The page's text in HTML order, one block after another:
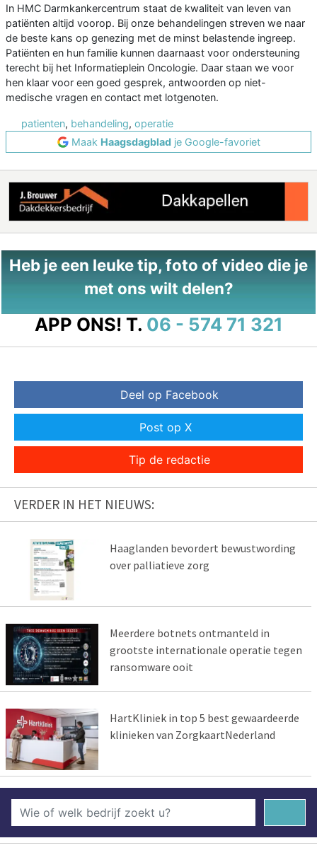
In HMC Darmkankercentrum staat de kwaliteit van leven van
patiënten altijd voorop. Bij onze behandelingen streven we naar
de beste kans op genezing met de minst belastende ingreep.
Patiënten en hun familie kunnen daarnaast voor ondersteuning
terecht bij het Informatieplein Oncologie. Daar staan we voor
hen klaar voor een goed gesprek, antwoorden op niet-
medische vragen en contact met lotgenoten.
patienten, behandeling, operatie
Maak Haagsdagbladje Google-favoriet
Heb je een leuke tip, foto of video die je
met ons wilt delen?
APP ONS! T. 06 - 574 71 321
Deel op Facebook
Post op X
Tip de redactie
VERDER IN HET NIEUWS:
Haaglanden bevordert bewustwording
over palliatieve zorg
Meerdere botnets ontmanteld in
grootste internationale operatie tegen
ransomware ooit
HartKliniek in top 5 best gewaardeerde
klinieken van ZorgkaartNederland